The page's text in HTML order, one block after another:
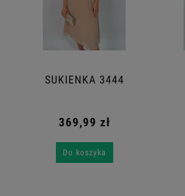
SUKIENKA 3444
369,99 zł
Do koszyka